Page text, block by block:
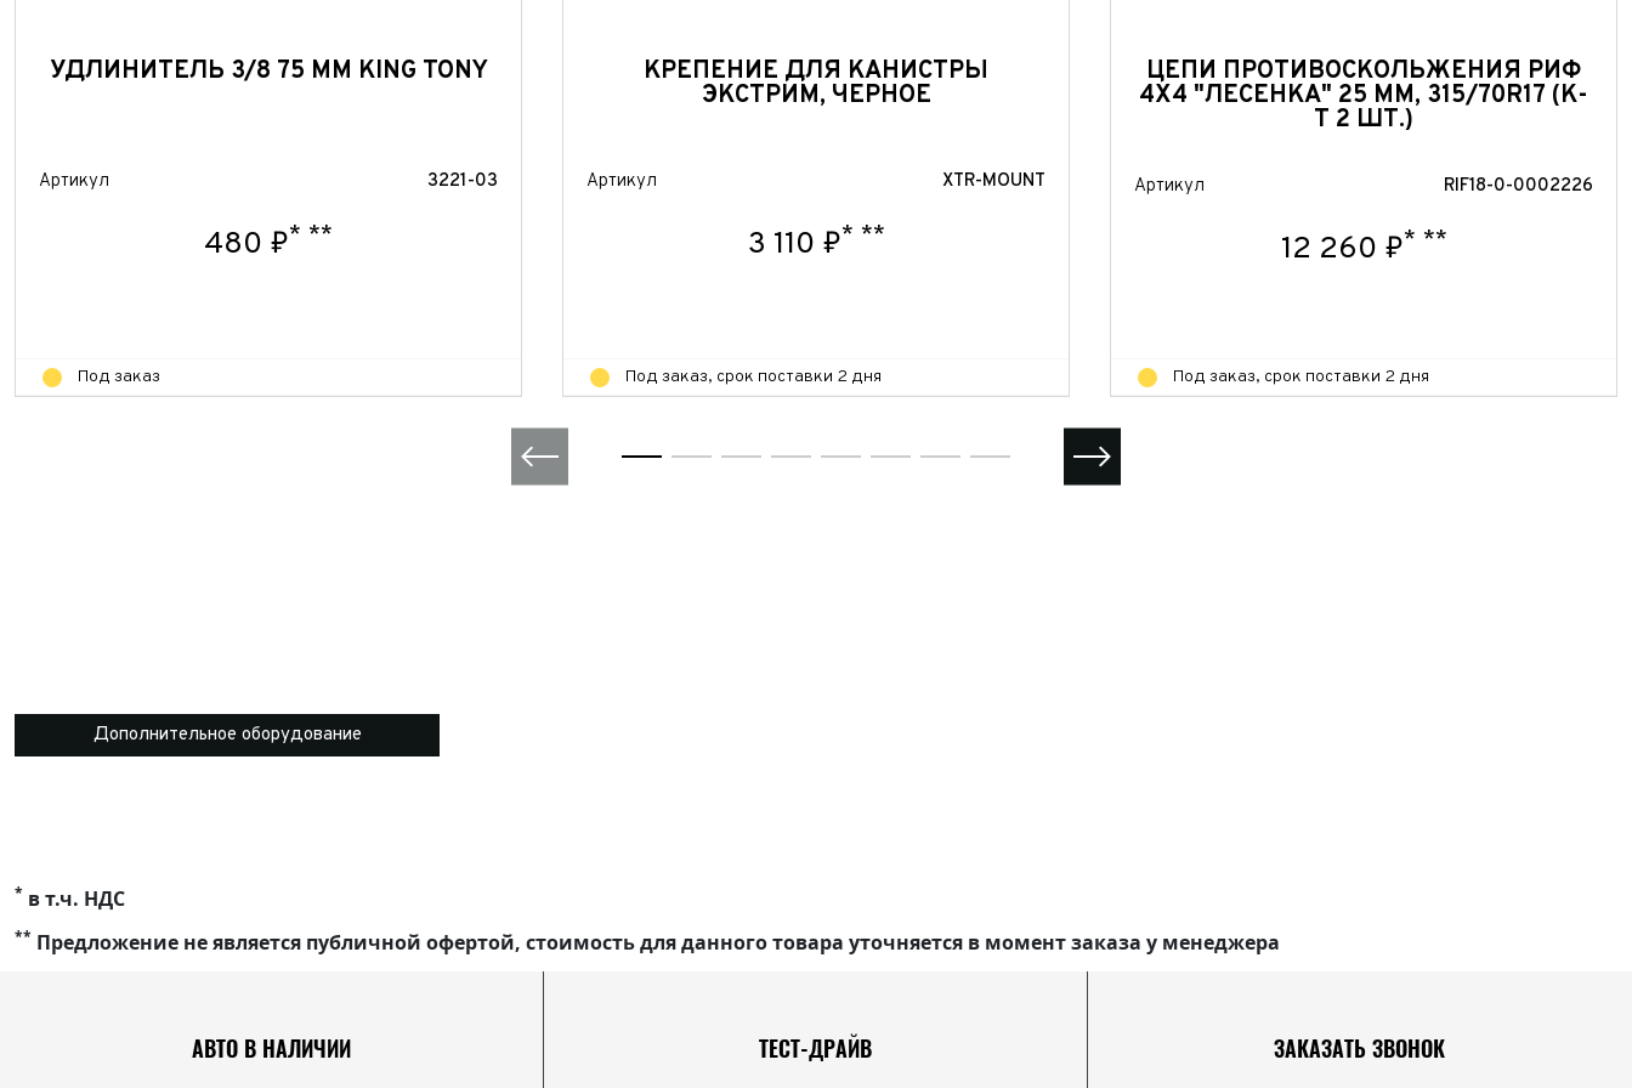
УДЛИНИТЕЛЬ 3/8 75 ММ KING TONY
Артикул 3221-03
480 ₽* **
Под заказ
КРЕПЕНИЕ ДЛЯ КАНИСТРЫ
ЭКСТРИМ, ЧЕРНОЕ
Артикул XTR-MOUNT
3 110 ₽* **
Под заказ, срок поставки 2 дня
ЦЕПИ ПРОТИВОСКОЛЬЖЕНИЯ РИФ
4Х4 "ЛЕСЕНКА" 25 ММ, 315/70R17 (К-
Т 2 ШТ.)
Артикул RIF18-0-0002226
12 260 ₽* **
Под заказ, срок поставки 2 дня
Дополнительное оборудование
* в т.ч. НДС
** Предложение не является публичной офертой, стоимость для данного товара уточняется в момент заказа у менеджера
АВТО В НАЛИЧИИ ТЕСТ-ДРАЙВ ЗАКАЗАТЬ ЗВОНОК